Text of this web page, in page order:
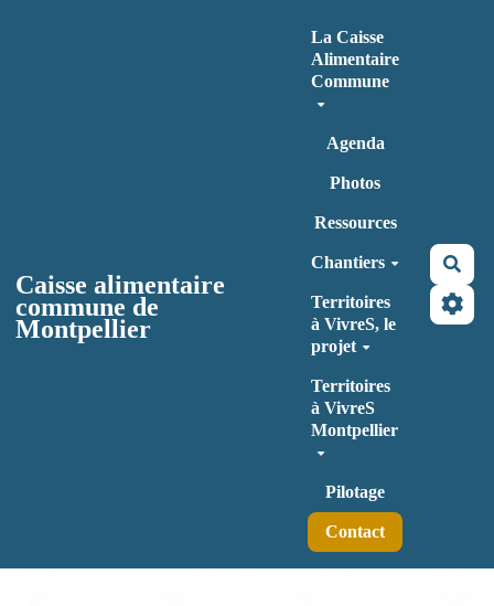
Caisse alimentaire
commune de
Montpellier
La Caisse
Alimentaire
Commune
Agenda
Photos
Ressources
Chantiers
Territoires
à VivreS, le
projet
Territoires
à VivreS
Montpellier
Pilotage
Contact